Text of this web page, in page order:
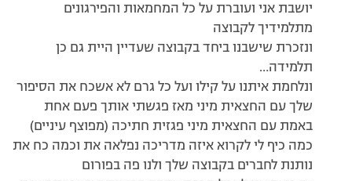
יושבת אני ועוברת על כל המחמאות והפירגונים
מתלמידיך לקבוצה
ונזכרת שישבנו ביחד בקבוצה שעדיין היית גם כן
תלמידה…
ונלחמת איתנו על קילו ועל כל גרם לא אשכח את הסיפור
שלך עם החצאית מיני מאז פגשתי אותך פעם אחת
באמת עם החצאית מיני פגזית חתיכה (מפוצף עיניים)
כמה כיף לי לקרוא איזה מדריכה נפלאה את וכמה כח את
נותנת לחברים בקבוצה שלך ולנו פה בפורום